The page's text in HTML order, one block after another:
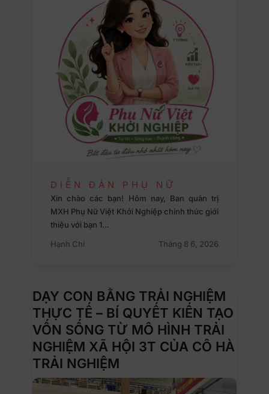
DIỄN ĐÀN PHỤ NỮ
Xin chào các bạn! Hôm nay, Ban quản trị
MXH Phụ Nữ Việt Khởi Nghiệp chính thức giới
thiệu với bạn 1…
Hạnh Chi
Tháng 8 6, 2026
DẠY CON BẰNG TRẢI NGHIỆM
THỰC TẾ – BÍ QUYẾT KIẾN TẠO
VỐN SỐNG TỪ MÔ HÌNH TRẢI
NGHIỆM XÃ HỘI 3T CỦA CÔ HÀ
TRẢI NGHIỆM